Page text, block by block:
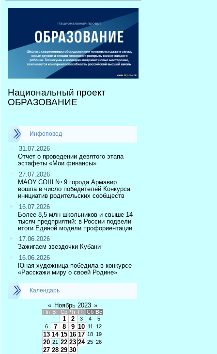
Национальный проект
ОБРАЗОВАНИЕ
Инфоповод
31.07.2026
Отчет о проведении девятого этапа
эстафеты «Мои финансы»
27.07.2026
МАОУ СОШ № 9 города Армавир
вошла в число победителей Конкурса
инициатив родительских сообществ
16.07.2026
Более 8,5 млн школьников и свыше 14
тысяч предприятий: в России подвели
итоги Единой модели профориентации
17.06.2026
Зажигаем звездочки Кубани
16.06.2026
Юная художница победила в конкурсе
«Расскажи миру о своей Родине»
Календарь
« Ноябрь 2023 »
Пн Вт Ср Чт Пт Сб Вс
1 2 3 4
5
6
7 8 9 10 11 12
13 14 15 16 17 18 19
20 21 22 23 24 25 26
27 28 29 30